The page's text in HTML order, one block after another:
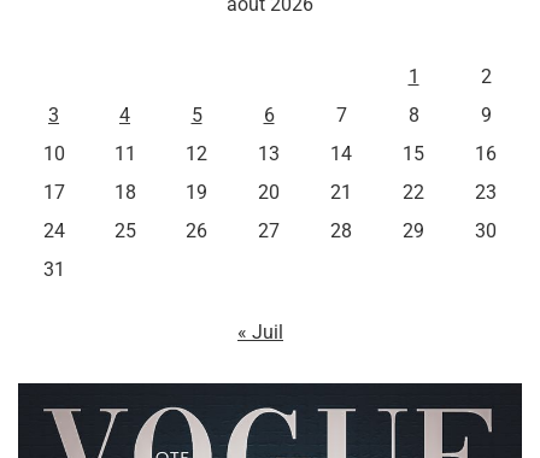
1
2
3
4 5 6 7 8
9
10
11 12 13 14 15
16
17
18 19 20 21 22
23
24
25 26 27 28 29
30
31
« Juil